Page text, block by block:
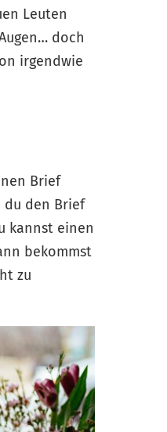
Leuten
doch
irgendwie
Brief
du den Brief
kannst einen
bekommst
zu